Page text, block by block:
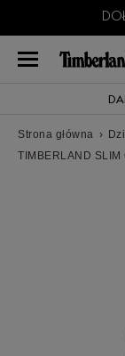
Strona główna ›
TIMBERLAND SLIM